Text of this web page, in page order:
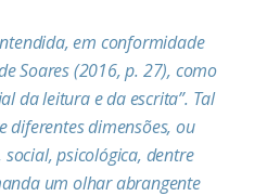
em conformidade
Soares (2016, p. 27), como
da leitura e da escrita”. Tal
diferentes dimensões, ou
psicológica, dentre
um olhar abrangente